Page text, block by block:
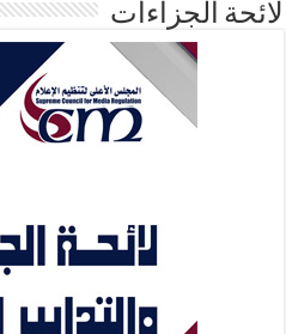
لائحة الجزاءات